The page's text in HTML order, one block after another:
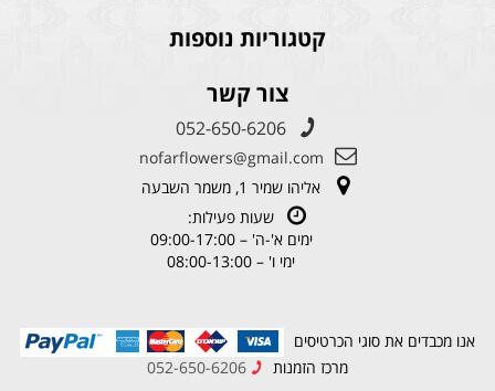
קטגוריות נוספות
צור קשר
052-650-6206
nofarflowers@gmail.com
אליהו שמיר 1, משמר השבעה
שעות פעילות:
ימים א'-ה' – 09:00-17:00
ימי ו' – 08:00-13:00
אנו מכבדים את סוגי הכרטיסים
מרכז הזמנות